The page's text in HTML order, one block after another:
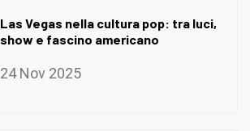
Las Vegas nella cultura pop: tra luci,
show e fascino americano
24 Nov 2025